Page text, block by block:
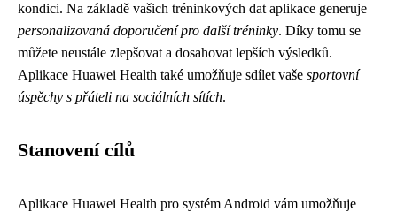
kondici. Na základě vašich tréninkových dat aplikace generuje
personalizovaná doporučení pro další tréninky. Díky tomu se
můžete neustále zlepšovat a dosahovat lepších výsledků.
Aplikace Huawei Health také umožňuje sdílet vaše sportovní
úspěchy s přáteli na sociálních sítích.
Stanovení cílů
Aplikace Huawei Health pro systém Android vám umožňuje